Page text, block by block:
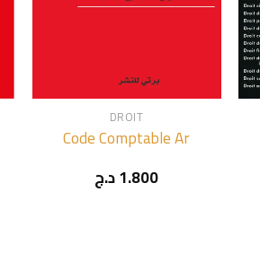
DROIT
Code Comptable Ar
1.800د.ج